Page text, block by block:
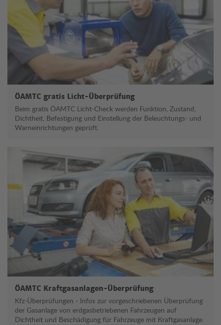
ÖAMTC gratis Licht-Überprüfung
Beim gratis ÖAMTC Licht-Check werden Funktion, Zustand,
Dichtheit, Befestigung und Einstellung der Beleuchtungs- und
Warneinrichtungen geprüft.
ÖAMTC Kraftgasanlagen-Überprüfung
Kfz-Überprüfungen - Infos zur vorgeschriebenen Überprüfung
der Gasanlage von erdgasbetriebenen Fahrzeugen auf
Dichtheit und Beschädigung für Fahrzeuge mit Kraftgasanlage.